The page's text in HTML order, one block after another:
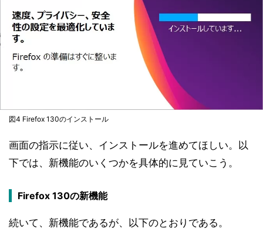
図4 Firefox 130のインストール
画面の指示に従い、インストールを進めてほしい。以
下では、新機能のいくつかを具体的に見ていこう。
Firefox 130の新機能
続いて、新機能であるが、以下のとおりである。